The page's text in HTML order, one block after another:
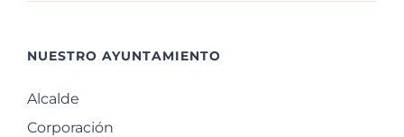
NUESTRO AYUNTAMIENTO
Alcalde
Corporación